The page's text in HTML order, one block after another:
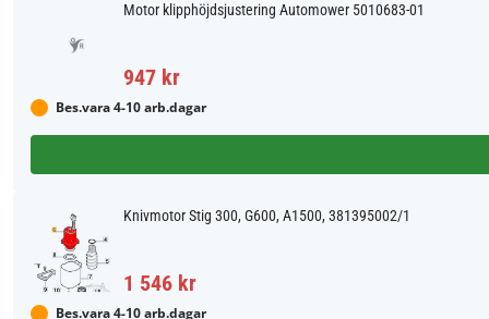
Motor klipphöjdsjustering Automower 5010683-01
947 kr
Bes.vara 4-10 arb.dagar
Knivmotor Stig 300, G600, A1500, 381395002/1
1 546 kr
Bes.vara 4-10 arb.dagar